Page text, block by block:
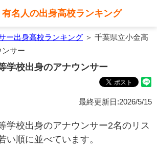
有名人の出身高校ランキング
ー出身高校ランキング ＞ 千葉県立小金高
サー
学校出身のアナウンサー
最終更新日:2026/5/15
学校出身のアナウンサー2名のリス
い順に並べています。